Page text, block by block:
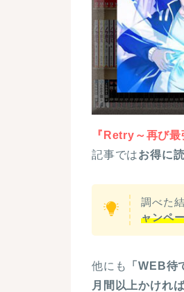
『Retry～再び
記事ではお得に
調べた
ャンペ
他にも 「WEB待
月間以上かけれ